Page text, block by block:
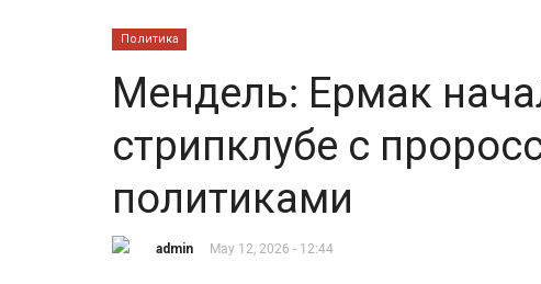
Политика
Мендель: Ермак
стрипклубе с
политиками
admin May 12, 2026 - 12:44